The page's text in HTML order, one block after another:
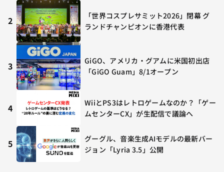
2
「世界コスプレサミット2026」閉幕 グ
ランドチャンピオンに香港代表
3
GiGO、アメリカ・グアムに米国初出店
「GiGO Guam」8/1オープン
4
WiiとPS3はレトロゲームなのか？「ゲー
ムセンターCX」が生配信で議論へ
5
グーグル、音楽生成AIモデルの最新バー
ジョン「Lyria 3.5」公開